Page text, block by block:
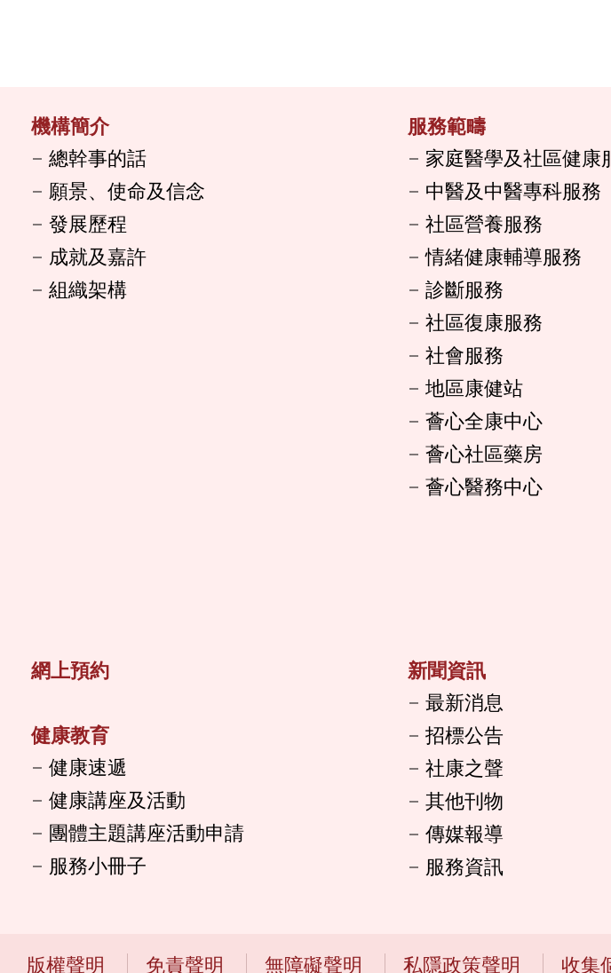
機構簡介
總幹事的話
願景、使命及信念
發展歷程
成就及嘉許
組織架構
服務範疇
家庭醫學及社區健康
中醫及中醫專科服務
社區營養服務
情緒健康輔導服務
診斷服務
社區復康服務
社會服務
地區康健站
薈心全康中心
薈心社區藥房
薈心醫務中心
網上預約
健康教育
健康速遞
健康講座及活動
團體主題講座活動申請
服務小冊子
新聞資訊
最新消息
招標公告
社康之聲
其他刊物
傳媒報導
服務資訊
版權聲明 免責聲明 無障礙聲明 私隱政策聲明 收集